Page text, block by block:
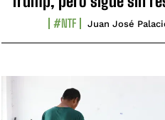
#NTF Juan José